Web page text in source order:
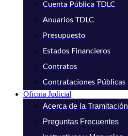
Cuenta Pública TDLC
Anuarios TDLC
Presupuesto
Estados Financieros
Contratos
Contrataciones Públicas
Oficina Judicial
Acerca de la Tramitación
Preguntas Frecuentes